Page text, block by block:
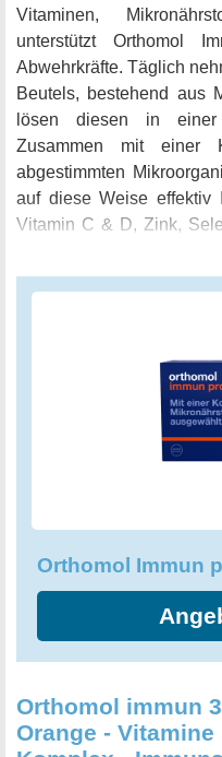
Vitaminen,
unterstützt Orthomol
Abwehrkräfte. Täglich
Beutels, bestehend aus
lösen diesen in
Zusammen mit einer
abgestimmten
auf diese Weise effektiv
Vitamin C & D, Zink,
zur normalen Funktion
Vitamin B2, Biotin &
Sie einen perfekt
Mikronährstoffen,
enthält 30
jeweils einer Kapsel.
und fühlen Sie den
Orthomol immun
Orange -